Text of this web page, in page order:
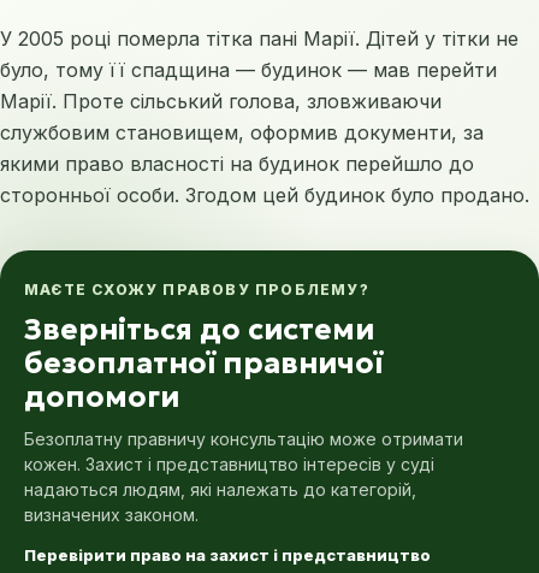
У 2005 році померла тітка пані Марії. Дітей у тітки не
було, тому її спадщина — будинок — мав перейти
Марії. Проте сільський голова, зловживаючи
службовим становищем, оформив документи, за
якими право власності на будинок перейшло до
сторонньої особи. Згодом цей будинок було продано.
МАЄТЕ СХОЖУ ПРАВОВУ ПРОБЛЕМУ?
Зверніться до системи
безоплатної правничої
допомоги
Безоплатну правничу консультацію може отримати
кожен. Захист і представництво інтересів у суді
надаються людям, які належать до категорій,
визначених законом.
Перевірити право на захист і представництво